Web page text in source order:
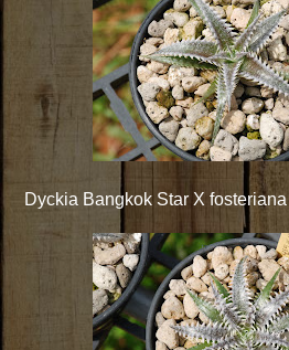
Dyckia Bangkok Star X